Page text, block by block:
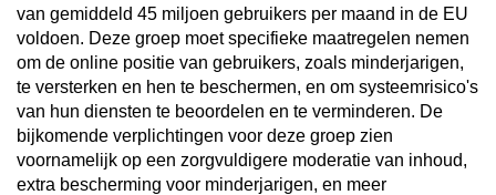
van gemiddeld 45 miljoen gebruikers per maand in de EU
voldoen. Deze groep moet specifieke maatregelen nemen
om de online positie van gebruikers, zoals minderjarigen,
te versterken en hen te beschermen, en om systeemrisico's
van hun diensten te beoordelen en te verminderen. De
bijkomende verplichtingen voor deze groep zien
voornamelijk op een zorgvuldigere moderatie van inhoud,
extra bescherming voor minderjarigen, en meer